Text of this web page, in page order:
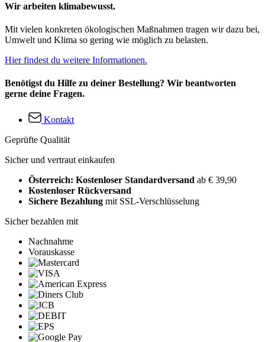
Wir arbeiten klimabewusst.
Mit vielen konkreten ökologischen Maßnahmen tragen wir dazu bei,
Umwelt und Klima so gering wie möglich zu belasten.
Hier findest du weitere Informationen.
Benötigst du Hilfe zu deiner Bestellung? Wir beantworten
gerne deine Fragen.
Kontakt
Geprüfte Qualität
Sicher und vertraut einkaufen
Österreich: Kostenloser Standardversand ab € 39,90
Kostenloser Rückversand
Sichere Bezahlung mit SSL-Verschlüsselung
Sicher bezahlen mit
Nachnahme
Vorauskasse